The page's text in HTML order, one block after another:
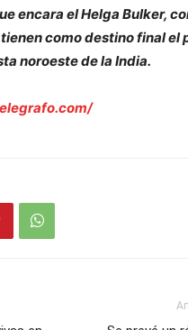
encara el Helga Bulker,
como destino final el
noroeste de la India.